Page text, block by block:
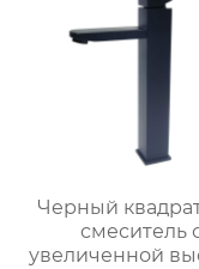
Черный
смеситель
увеличенной